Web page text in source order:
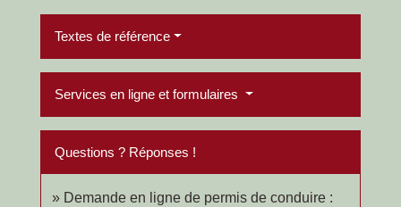
Textes de référence
Services en ligne et formulaires
Questions ? Réponses !
Demande en ligne de permis de conduire :